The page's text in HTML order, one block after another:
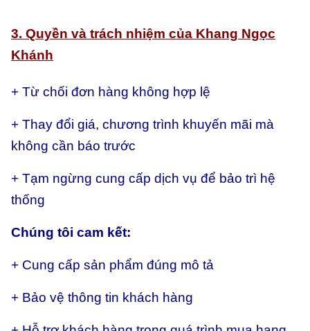
3. Quyền và trách nhiệm của Khang Ngọc
Khánh
+ Từ chối đơn hàng không hợp lệ
+ Thay đổi giá, chương trình khuyến mãi mà
không cần báo trước
+ Tạm ngừng cung cấp dịch vụ để bảo trì hệ
thống
Chúng tôi cam kết:
+ Cung cấp sản phẩm đúng mô tả
+ Bảo vệ thông tin khách hàng